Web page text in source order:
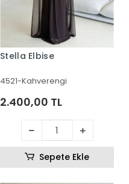
Stella Elbise
4521-Kahverengi
2.400,00 TL
Sepete Ekle